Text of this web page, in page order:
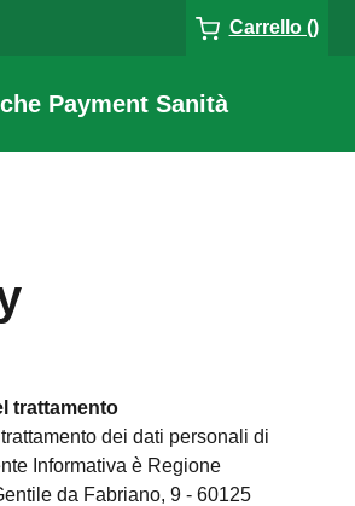
Carrello ()
Payment Sanità
trattamento
trattamento dei dati personali di
Informativa è Regione
da Fabriano, 9 - 60125